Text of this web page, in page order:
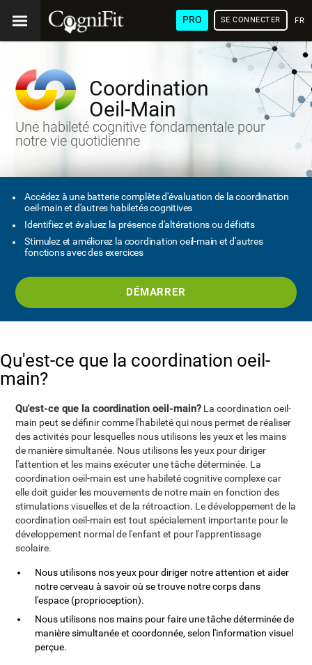
PRO SE CONNECTER
Coordination
Oeil-Main
Une habileté cognitive fondamentale pour
notre vie quotidienne
Accédez à une batterie complète d'évaluation de la coordination
oeil-main et d'autres habiletés cognitives
Identifiez et évaluez la présence d'altérations ou déficits
Stimulez et améliorez la coordination oeil-main et d'autres
fonctions avec des exercices
DÉMARRER
Qu'est-ce que la coordination oeil-
main?
Qu'est-ce que la coordination oeil-main? La coordination oeil-
main peut se définir comme l'habileté qui nous permet de réaliser
des activités pour lesquelles nous utilisons les yeux et les mains
de manière simultanée. Nous utilisons les yeux pour diriger
l'attention et les mains exécuter une tâche déterminée. La
coordination oeil-main est une habileté cognitive complexe car
elle doit guider les mouvements de notre main en fonction des
stimulations visuelles et de la rétroaction. Le développement de la
coordination oeil-main est tout spécialement importante pour le
développement normal de l'enfant et pour l'apprentissage
scolaire.
Nous utilisons nos yeux pour diriger notre attention et aider
notre cerveau à savoir où se trouve notre corps dans
l'espace (proprioception).
Nous utilisons nos mains pour faire une tâche déterminée de
manière simultanée et coordonnée, selon l'information visuel
perçue.